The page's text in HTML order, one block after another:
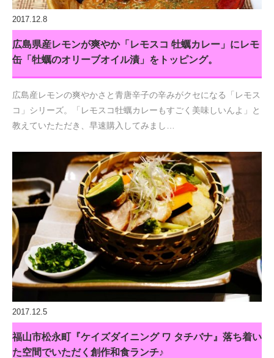
2017.12.8
広島県産レモンが爽やか「レモスコ 牡蠣カレー」にレモ
缶「牡蠣のオリーブオイル漬」をトッピング。
広島産レモンの爽やかさと青唐辛子の辛みがクセになる「レモス
コ」シリーズ。「レモスコ牡蠣カレーもすごく美味しいんよ」と
教えていたただき、早速購入してみまし…
2017.12.5
福山市松永町『ケイズダイニング ワ タチバナ』落ち着い
た空間でいただく創作和食ランチ♪